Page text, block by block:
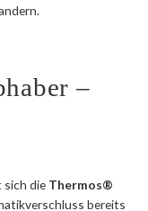
–
sich die Thermos®
bereits